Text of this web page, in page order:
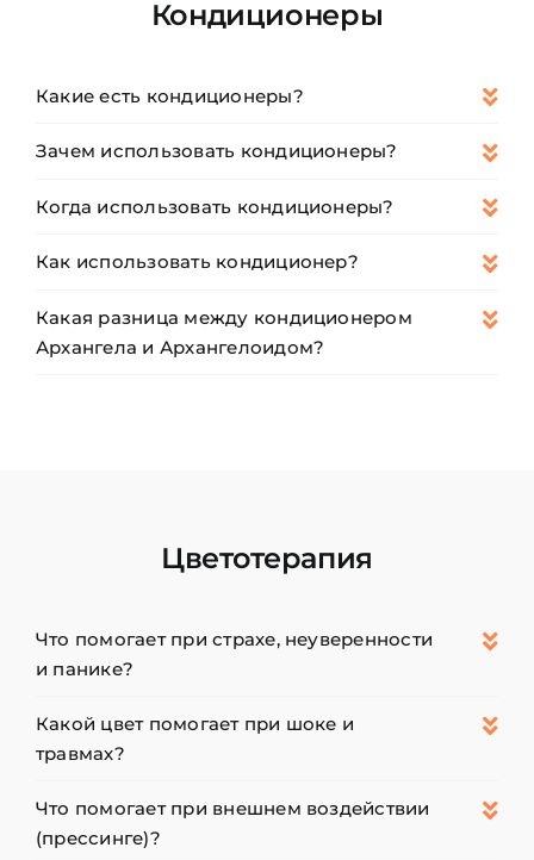
Кондиционеры
Какие есть кондиционеры?
Зачем использовать кондиционеры?
Когда использовать кондиционеры?
Как использовать кондиционер?
Какая разница между кондиционером
Архангела и Архангелоидом?
Цветотерапия
Что помогает при страхе, неуверенности
и панике?
Какой цвет помогает при шоке и
травмах?
Что помогает при внешнем воздействии
(прессинге)?